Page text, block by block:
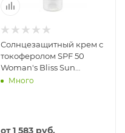
Солнцезащитный крем с
токоферолом SPF 50
Woman's Bliss Sun
Protection Cream SPF 50
Много
от1 583 руб.